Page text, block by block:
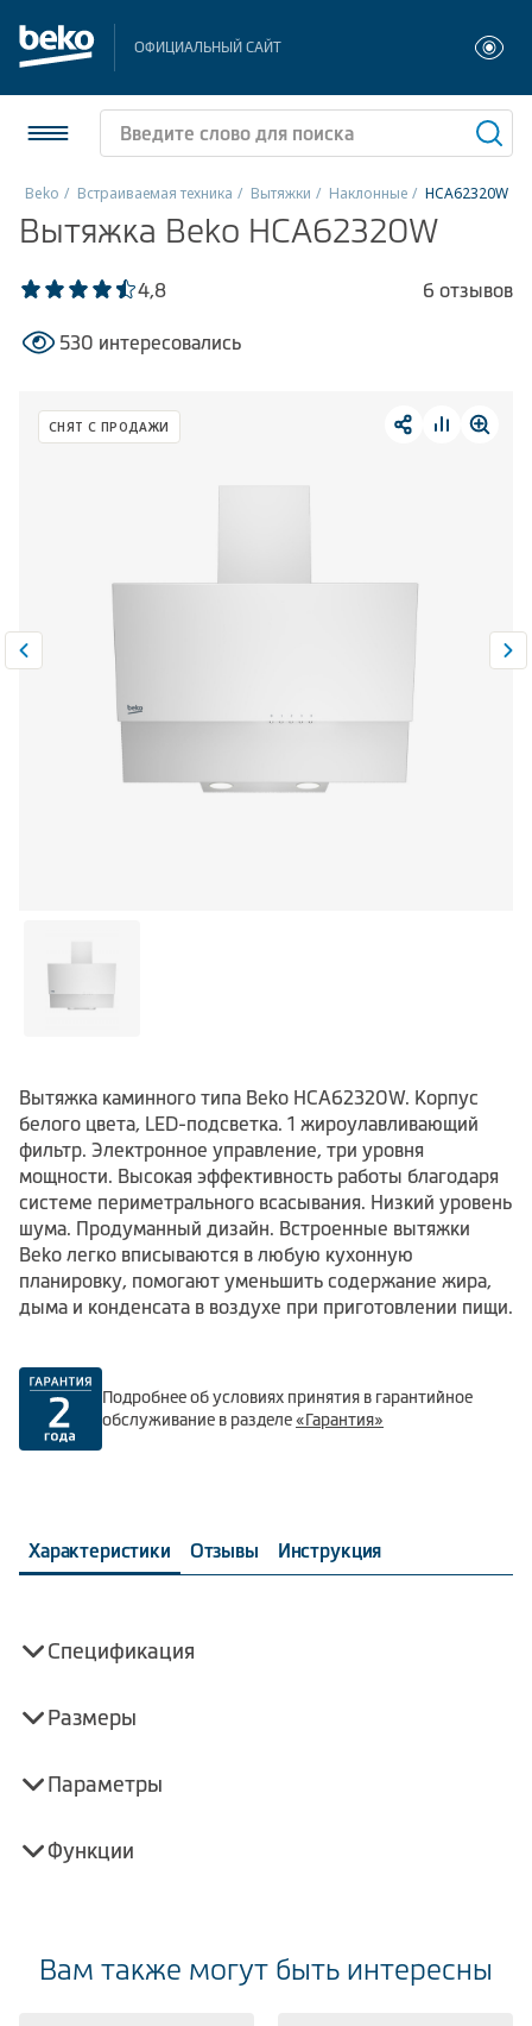
ОФИЦИАЛЬНЫЙ САЙТ
Холодильники и морозильники
Стиральные и сушильные машины
Посудомоечные машины
Встраиваемая техника
Сравнить 0
Beko Встраиваемая техника Вытяжки Наклонные HCA62320W
Вытяжка Beko HCA62320W
4,8 6 отзывов
530 интересовались
СНЯТ С ПРОДАЖИ
Вытяжка каминного типа Beko HCA62320W. Корпус
белого цвета, LED-подсветка. 1 жироулавливающий
фильтр. Электронное управление, три уровня
мощности. Высокая эффективность работы благодаря
системе периметрального всасывания. Низкий уровень
шума. Продуманный дизайн. Встроенные вытяжки
Beko легко вписываются в любую кухонную
планировку, помогают уменьшить содержание жира,
дыма и конденсата в воздухе при приготовлении пищи.
Подробнее об условиях принятия в гарантийное
обслуживание в разделе«Гарантия»
Характеристики Отзывы Инструкция
Спецификация
Размеры
Параметры
Функции
Вам также могут быть интересны